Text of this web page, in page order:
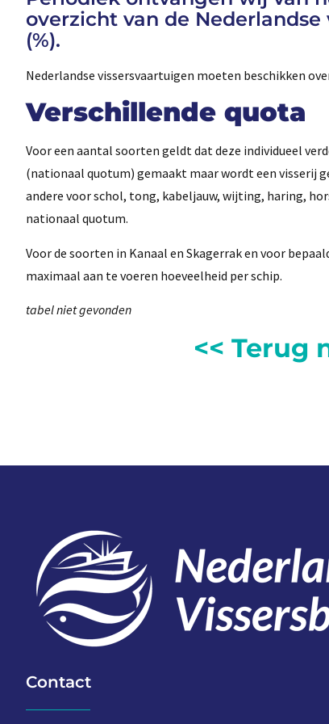
overzicht van de
(%).
Nederlandse vissersvaartuigen moeten beschikken
Verschillende quota
Voor een aantal soorten geldt dat deze individueel
(nationaal quotum) gemaakt maar wordt een visserij
andere voor schol, tong, kabeljauw, wijting, haring,
nationaal quotum.
Voor de soorten in Kanaal en Skagerrak en voor
maximaal aan te voeren hoeveelheid per schip.
tabel niet gevonden
<< Terug
Contact